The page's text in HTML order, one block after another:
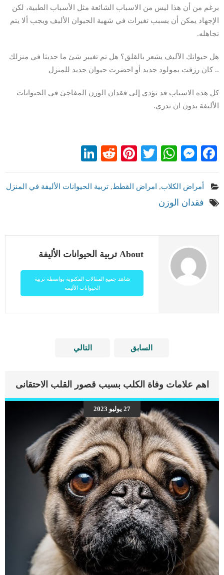
برغم من أن هذا ليس من الاسباب الشائعة مثل الأسباب الطبية، لكن
الإجهاد يمكن أن يسبب تغيرات في شهية الحيوان الأليف ويجب ألا يتم
تجاهله.
هل حيوانك الآليف يشعر بالقلق؟ هل تم تغيير شئ ما حديثا في منزلك
.. كان رزقت بمولود جديد أو احضرت حيوان جديد للمنزل
كل هذه الاسباب قد تؤدي إلى فقدان الوزن المفاجئ في الحيوانات
الأليفة بدون ان تدري.
Facebook
Messenger
WhatsApp
Twitter
Pinterest
Reddit
أمراض الكلاب, امراض القطط, تربية الحيوانات الأليفة في المنزل
فقدان الوزن
About تربية الحيوانات الأليفة
شاهد جميع المقالات المكتوبة بواسطة تربية
الحيوانات الأليفة
السابق التالي
اهم علامات وفاة الكلب بسبب قصور القلب الاحتقانى
27 يوليو 2023